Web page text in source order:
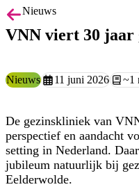
Nieuws
VNN viert 30 jaar
Type:
NieuwsAangemaakt op:
11 juni 2026 ~1
De gezinskliniek van
perspectief en aandacht
setting in Nederland.
jubileum natuurlijk bij
Eelderwolde.